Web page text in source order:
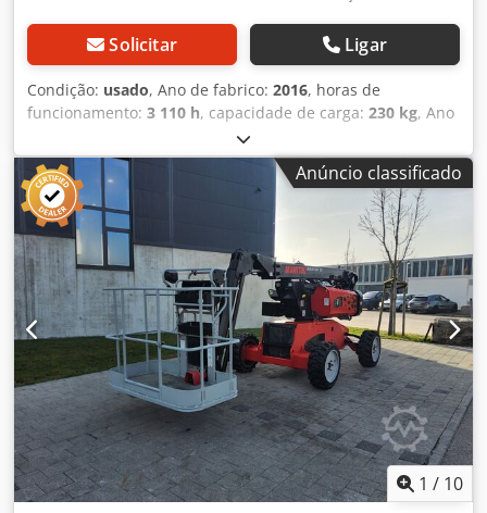
Solicitar Ligar
Condição: usado, Ano de fabrico: 2016, horas de
funcionamento: 3 110 h, capacidade de carga: 230 kg, Ano
de fabrico: 2016 Mastro: Braço articulado Dedpfxey Nwwrs
Ak Ujck Altura de trabalho: 1.200 cm
Anúncio classificado
1 / 10